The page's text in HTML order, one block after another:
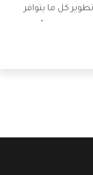
كل ما يتوافر
للعملاء أقوى